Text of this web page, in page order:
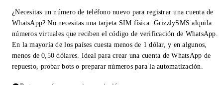
¿Necesitas un número de teléfono nuevo para registrar una cuenta de
WhatsApp? No necesitas una tarjeta SIM física. GrizzlySMS alquila
números virtuales que reciben el código de verificación de WhatsApp.
En la mayoría de los países cuesta menos de 1 dólar, y en algunos,
menos de 0,50 dólares. Ideal para crear una cuenta de WhatsApp de
repuesto, probar bots o preparar números para la automatización.